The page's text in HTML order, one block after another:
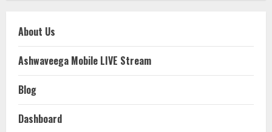
About Us
Ashwaveega Mobile LIVE Stream
Blog
Dashboard